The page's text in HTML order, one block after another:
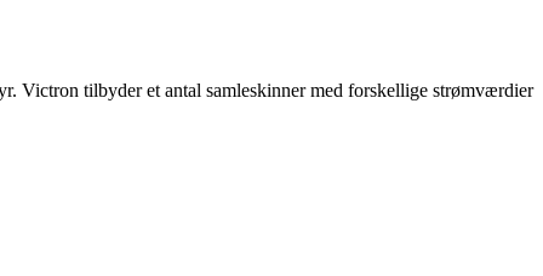
Victron tilbyder et antal samleskinner med forskellige strømværdier